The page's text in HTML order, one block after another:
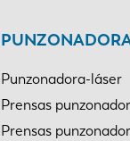
Punzonadora-láser
Prensas
Prensas